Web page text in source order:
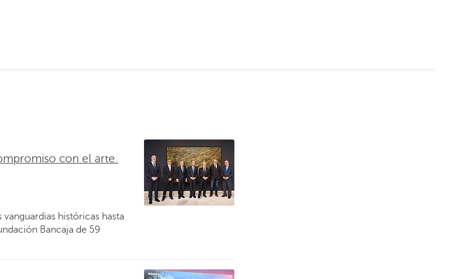
con el arte.
históricas hasta
Bancaja de 59